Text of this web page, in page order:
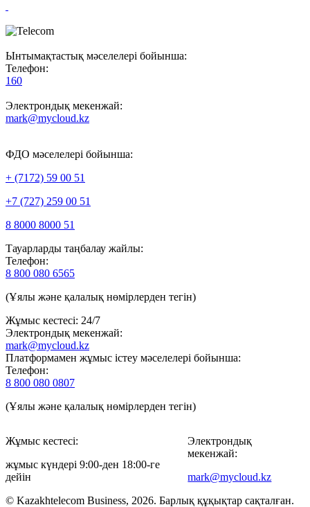
Ынтымақтастық мәселелері бойынша:
Телефон:
160
Электрондық мекенжай:
mark@mycloud.kz
ФДО мәселелері бойынша:
+ (7172) 59 00 51
+7 (727) 259 00 51
8 8000 8000 51
Тауарларды таңбалау жайлы:
Телефон:
8 800 080 6565
(Ұялы және қалалық нөмірлерден тегін)
Жұмыс кестесі: 24/7
Электрондық мекенжай:
mark@mycloud.kz
Платформамен жұмыс істеу мәселелері бойынша:
Телефон:
8 800 080 0807
(Ұялы және қалалық нөмірлерден тегін)
Жұмыс кестесі:
жұмыс күндері 9:00-ден 18:00-ге
дейін
Электрондық
мекенжай:
mark@mycloud.kz
© Kazakhtelecom Business, 2026. Барлық құқықтар сақталған.